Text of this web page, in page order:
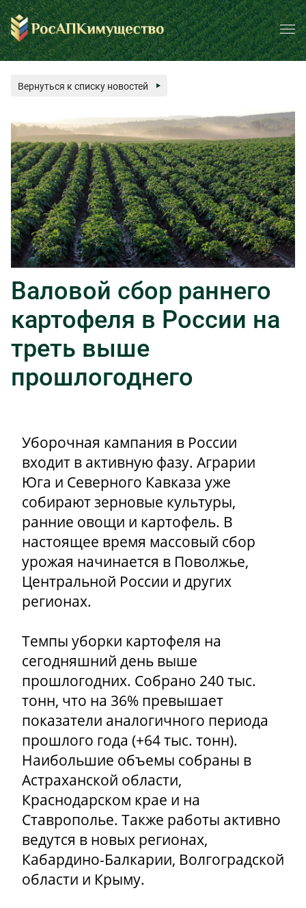
Вернуться к списку новостей
Валовой сбор раннего
картофеля в России на
треть выше
прошлогоднего
Уборочная кампания в России
входит в активную фазу. Аграрии
Юга и Северного Кавказа уже
собирают зерновые культуры,
ранние овощи и картофель. В
настоящее время массовый сбор
урожая начинается в Поволжье,
Центральной России и других
регионах.
Темпы уборки картофеля на
сегодняшний день выше
прошлогодних. Собрано 240 тыс.
тонн, что на 36% превышает
показатели аналогичного периода
прошлого года (+64 тыс. тонн).
Наибольшие объемы собраны в
Астраханской области,
Краснодарском крае и на
Ставрополье. Также работы активно
ведутся в новых регионах,
Кабардино-Балкарии, Волгоградской
области и Крыму.